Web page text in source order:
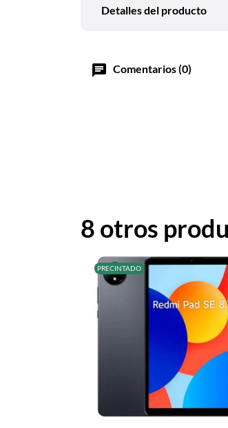
Detalles del producto
chat Comentarios (0)
8 otros
PRECINTADO